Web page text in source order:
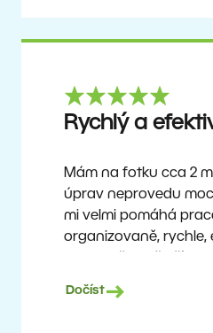
Ulf Söderberg
Rychlý a
Mám na fotku cca 2
úprav neprovedu
mi velmi pomáhá
organizovaně, rychle,
a přesto mohu
Dočíst